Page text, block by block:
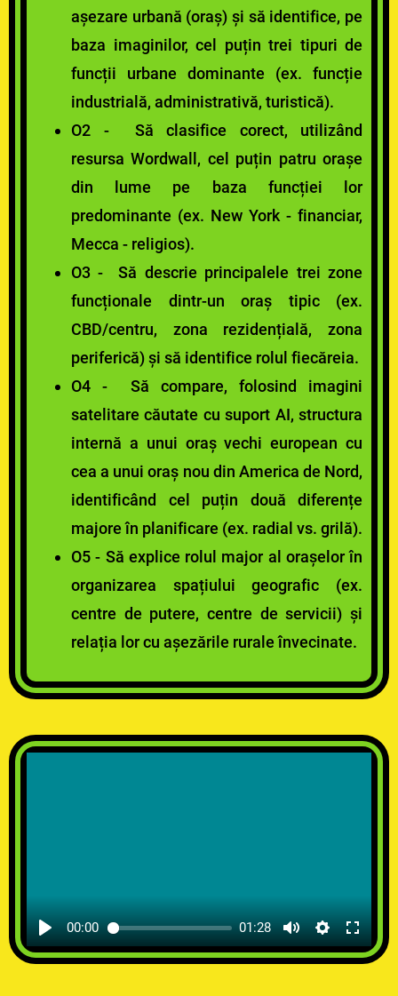
așezare urbană (oraș) și să identifice, pe
baza imaginilor, cel puțin trei tipuri de
funcții urbane dominante (ex. funcție
industrială, administrativă, turistică).
O2 - Să clasifice corect, utilizând
resursa Wordwall, cel puțin patru orașe
din lume pe baza funcției lor
predominante (ex. New York - financiar,
Mecca - religios).
O3 - Să descrie principalele trei zone
funcționale dintr-un oraș tipic (ex.
CBD/centru, zona rezidențială, zona
periferică) și să identifice rolul fiecăreia.
O4 - Să compare, folosind imagini
satelitare căutate cu suport AI, structura
internă a unui oraș vechi european cu
cea a unui oraș nou din America de Nord,
identificând cel puțin două diferențe
majore în planificare (ex. radial vs. grilă).
O5 - Să explice rolul major al orașelor în
organizarea spațiului geografic (ex.
centre de putere, centre de servicii) și
relația lor cu așezările rurale învecinate.
00:00 01:28